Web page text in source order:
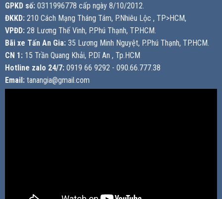
GPKD số: 0311996778 cấp ngày 8/10/2012.
ĐKKD: 210 Cách Mạng Tháng Tám, P.Nhiêu Lộc , TP>HCM,
VPĐD: 28 Lương Thế Vinh, P.Phú Thạnh, TP.HCM.
Bãi xe Tấn An Gia: 35 Lương Minh Nguyệt, P.Phú Thạnh, TP.HCM.
CN 1: 15 Trần Quang Khải, P.Dĩ An , Tp.HCM
Hotline zalo 24/7: 0919 66 9292 - 090.66.777.38
Email: tanangia@gmail.com